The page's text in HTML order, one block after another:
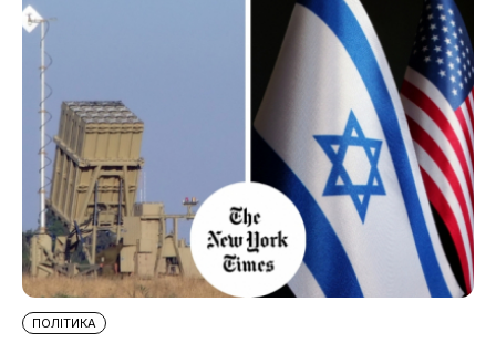
ПОЛІТИКА